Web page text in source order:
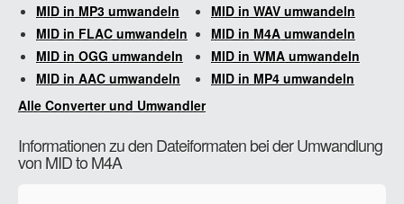
MID in MP3 umwandeln
MID in WAV umwandeln
MID in FLAC umwandeln
MID in M4A umwandeln
MID in OGG umwandeln
MID in WMA umwandeln
MID in AAC umwandeln
MID in MP4 umwandeln
Alle Converter und Umwandler
Informationen zu den Dateiformaten bei der Umwandlung
von MID to M4A